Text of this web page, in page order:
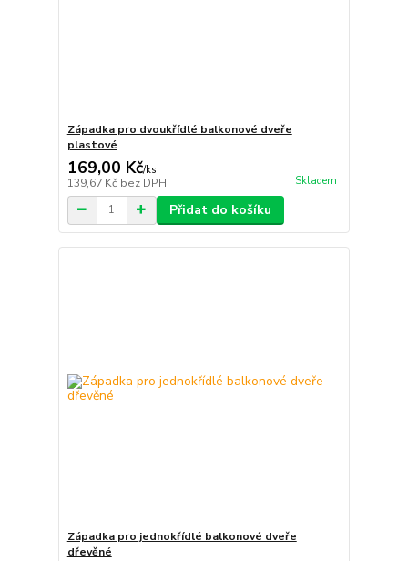
Západka pro dvoukřídlé balkonové dveře
plastové
169,00 Kč/ks
139,67 Kč bez DPH Skladem
Přidat do košíku
Západka pro jednokřídlé balkonové dveře
dřevěné